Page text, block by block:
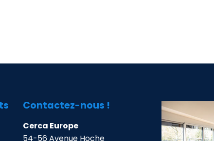
Contactez-nous !
Cerca Europe
54-56 Avenue Hoche